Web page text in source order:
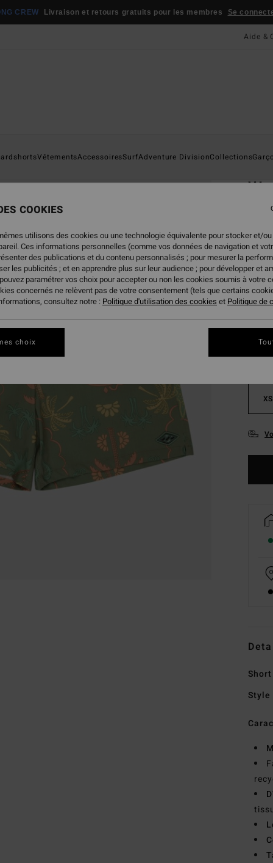
CREW Livraison et retours gratuits pour les membres Se
Aide &
VêtementsAccessoiresSurfAdventure DivisionCollections
ECO-
XS
Style
COOKIES
utilisons des cookies ou une technologie équivalente pour stocker et/
Ces informations personnelles (comme vos données de navigation et
des publications et du contenu personnalisés ; pour mesurer la
les publicités ; et en apprendre plus sur leur audience ; pour développer et
paramétrer vos choix pour accepter ou non les cookies soumis à votre
concernés ne relèvent pas de votre consentement (tels que certains
consultez notre : Politique d'utilisation des cookies et Politique de
choix